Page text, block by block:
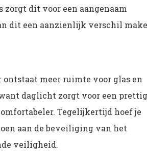
dit voor een aangenaam
dit een aanzienlijk verschil
meer ruimte voor glas en
daglicht zorgt voor een
Tegelijkertijd hoef je
aan de beveiliging van het
veiligheid.